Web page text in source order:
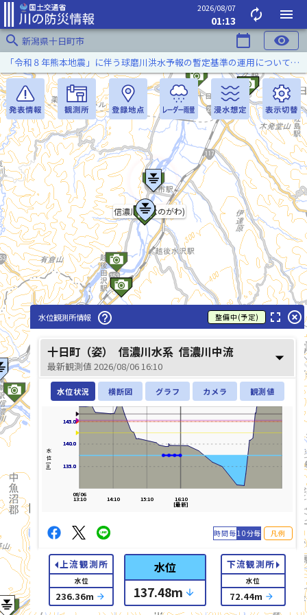
2026/08/07
01:13 autorenew
menu
search 新潟県十日町市 calendar_today visibility
信濃川(しなのがわ)
「令和８年熊本地震」に伴う球磨川洪水予報の暫定基準の運用について（令和８年８月５日）
水位観測所情報 help_outline 整備中(予定) fullscreen highlight_off
十日町（姿） 信濃川水系 信濃川中流
最新観測値 2026/08/06 16:10 arrow_drop_down
水位状況 横断図 グラフ カメラ 観測値
135.0
140.0
145.0
水位[m] 135.0
140.0
145.0
16:10
[最新]
15:10
14:10
08/06
13:10
時間毎10分毎 凡例
arrow_left上流観測所
水位
236.36m arrow_forward
水位
137.48m arrow_downward
下流観測所arrow_right
水位
72.44m arrow_forward